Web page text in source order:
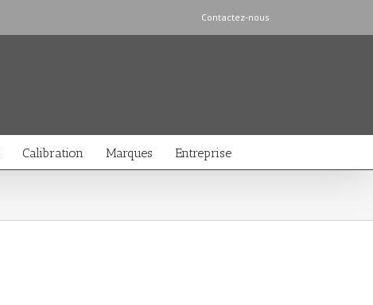
Contactez-nous
Calibration Marques Entreprise